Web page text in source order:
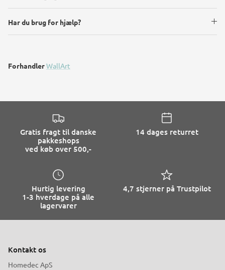
Har du brug for hjælp?
ForhandlerWallArt
Gratis fragt til danske
pakkeshops
ved køb over 500,-
14 dages returret
Hurtig levering
1-3 hverdage på alle
lagervarer
4,7 stjerner på Trustpilot
Kontakt os
Homedec ApS